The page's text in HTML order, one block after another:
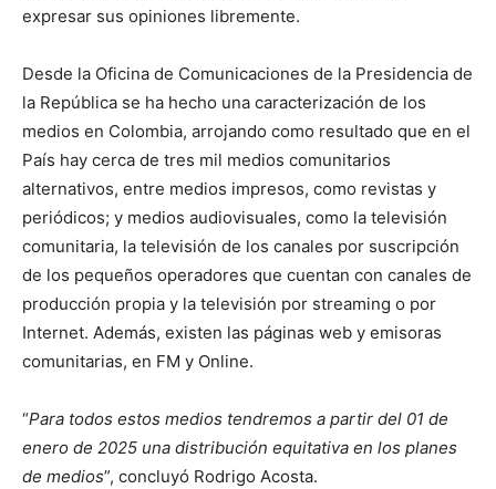
expresar sus opiniones libremente.
Desde la Oficina de Comunicaciones de la Presidencia de
la República se ha hecho una caracterización de los
medios en Colombia, arrojando como resultado que en el
País hay cerca de tres mil medios comunitarios
alternativos, entre medios impresos, como revistas y
periódicos; y medios audiovisuales, como la televisión
comunitaria, la televisión de los canales por suscripción
de los pequeños operadores que cuentan con canales de
producción propia y la televisión por streaming o por
Internet. Además, existen las páginas web y emisoras
comunitarias, en FM y Online.
“Para todos estos medios tendremos a partir del 01 de
enero de 2025 una distribución equitativa en los planes
de medios”, concluyó Rodrigo Acosta.